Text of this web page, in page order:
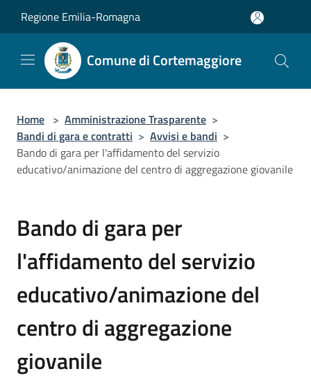
Regione Emilia-Romagna
Comune di Cortemaggiore
Home > Amministrazione Trasparente >
Bandi di gara e contratti > Avvisi e bandi >
Bando di gara per l'affidamento del servizio
educativo/animazione del centro di aggregazione giovanile
Bando di gara per
l'affidamento del servizio
educativo/animazione del
centro di aggregazione
giovanile